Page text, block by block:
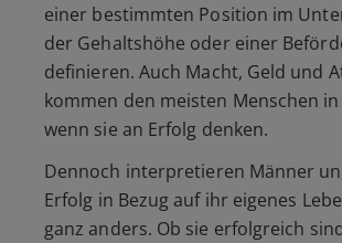
einer bestimmten Position im
der Gehaltshöhe oder einer
definieren. Auch Macht, Geld und
kommen den meisten Menschen in
wenn sie an Erfolg denken.
Dennoch interpretieren Männer
Erfolg in Bezug auf ihr eigenes
ganz anders. Ob sie erfolgreich